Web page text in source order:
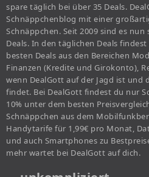
spare täglich bei über 35 Deals.
Schnäppchenblog mit einer
Schnäppchen. Seit 2009 sind es
Deals. In den täglichen Deals
besten Deals aus den Bereichen
Finanzen (Kredite und Girokonto),
wenn DealGott auf der Jagd ist und
findet. Bei DealGott findest du nur
10% unter dem besten
Schnäppchen aus dem
Handytarife für 1,99€ pro Monat,
und auch Smartphones zu
mehr wartet bei DealGott auf dich.